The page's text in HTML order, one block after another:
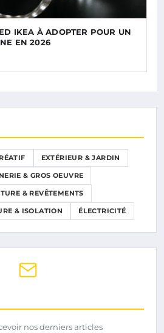
IKEA À ADOPTER POUR UN
EN 2026
EXTÉRIEUR & JARDIN
& GROS OEUVRE
& REVÊTEMENTS
& ISOLATION ÉLECTRICITÉ
nos derniers articles